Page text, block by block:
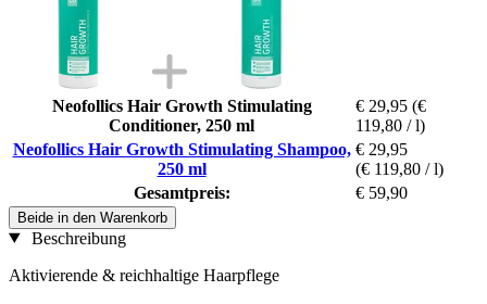
Neofollics Hair Growth Stimulating
Conditioner, 250 ml
€ 29,95 (€
119,80 / l)
Neofollics Hair Growth Stimulating Shampoo,
250 ml
€ 29,95
(€ 119,80 / l)
Gesamtpreis:
€ 59,90
Beide in den Warenkorb
Beschreibung
Aktivierende & reichhaltige Haarpflege